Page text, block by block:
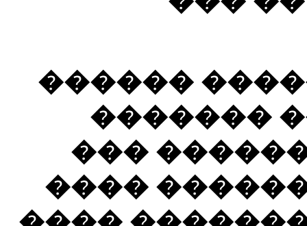
� ��� �����
���� ���
���
����